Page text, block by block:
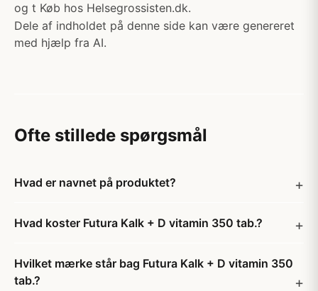
og t Køb hos Helsegrossisten.dk.
Dele af indholdet på denne side kan være genereret
med hjælp fra AI.
Ofte stillede spørgsmål
Hvad er navnet på produktet?
Hvad koster Futura Kalk + D vitamin 350 tab.?
Hvilket mærke står bag Futura Kalk + D vitamin 350
tab.?